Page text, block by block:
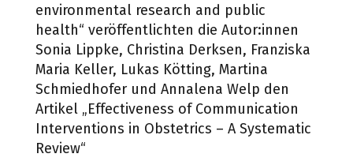
environmental research and public
health“ veröffentlichten die Autor:innen
Sonia Lippke, Christina Derksen, Franziska
Maria Keller, Lukas Kötting, Martina
Schmiedhofer und Annalena Welp den
Artikel „Effectiveness of Communication
Interventions in Obstetrics – A Systematic
Review“